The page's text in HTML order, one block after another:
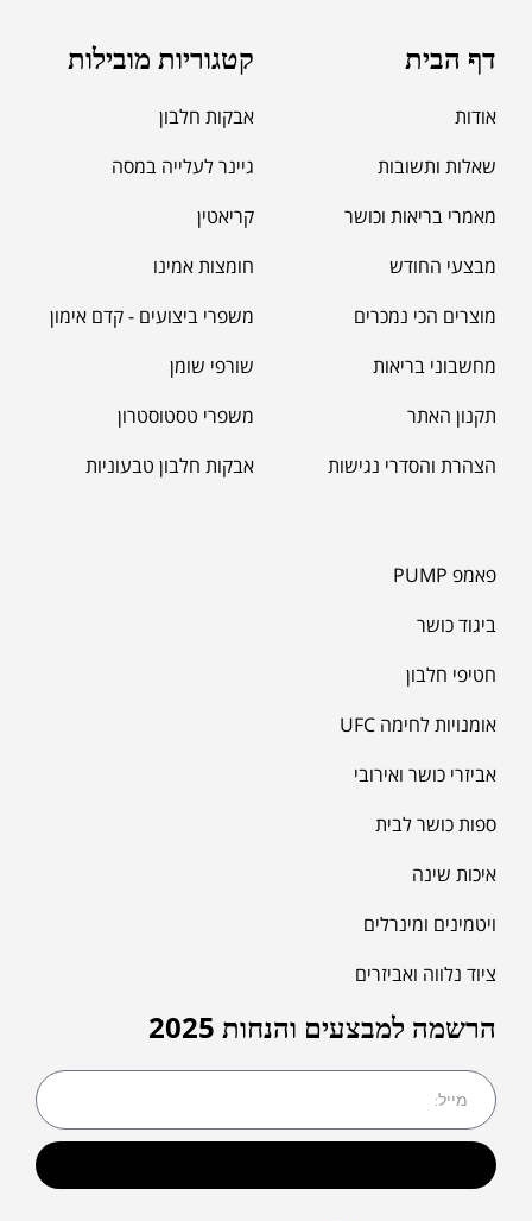
דף הבית
אודות
שאלות ותשובות
מאמרי בריאות וכושר
מבצעי החודש
מוצרים הכי נמכרים
מחשבוני בריאות
תקנון האתר
הצהרת והסדרי נגישות
קטגוריות מובילות
אבקות חלבון
גיינר לעלייה במסה
קריאטין
חומצות אמינו
משפרי ביצועים - קדם אימון
שורפי שומן
משפרי טסטוסטרון
אבקות חלבון טבעוניות
פאמפ PUMP
ביגוד כושר
חטיפי חלבון
אומנויות לחימה UFC
אביזרי כושר ואירובי
ספות כושר לבית
איכות שינה
ויטמינים ומינרלים
ציוד נלווה ואביזרים
הרשמה למבצעים והנחות 2025